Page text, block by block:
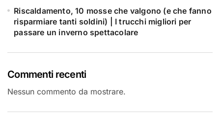
Riscaldamento, 10 mosse che valgono (e che fanno
risparmiare tanti soldini) | I trucchi migliori per
passare un inverno spettacolare
Commenti recenti
Nessun commento da mostrare.